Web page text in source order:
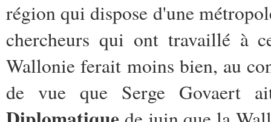
région qui dispose d'une
chercheurs qui ont travaillé à
Wallonie ferait moins bien, au
de vue que Serge Govaert